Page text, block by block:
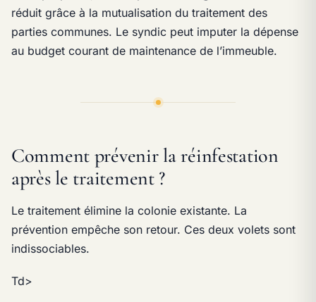
réduit grâce à la mutualisation du traitement des
parties communes. Le syndic peut imputer la dépense
au budget courant de maintenance de l’immeuble.
Comment prévenir la réinfestation
après le traitement ?
Le traitement élimine la colonie existante. La
prévention empêche son retour. Ces deux volets sont
indissociables.
Td>